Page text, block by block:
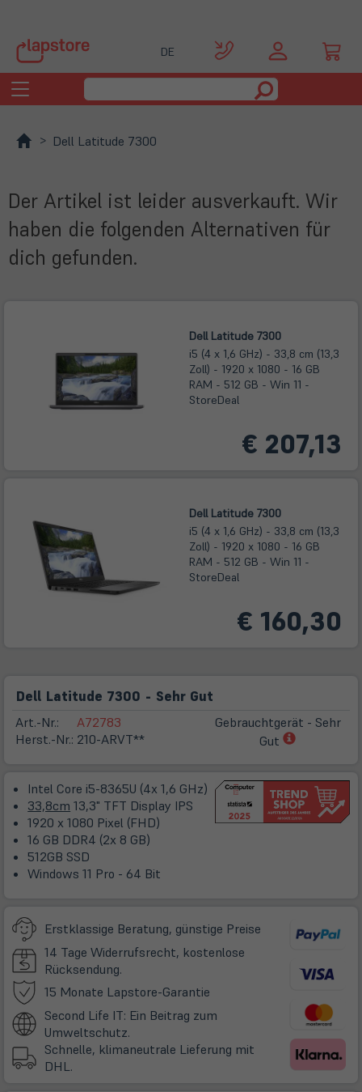
DE
Toggle
navigation
Dell Latitude 7300
Der Artikel ist leider ausverkauft. Wir
haben die folgenden Alternativen für
dich gefunden.
Dell Latitude 7300
i5 (4 x 1,6 GHz) - 33,8 cm (13,3
Zoll) - 1920 x 1080 - 16 GB
RAM - 512 GB - Win 11 -
StoreDeal
€ 207,13
Dell Latitude 7300
i5 (4 x 1,6 GHz) - 33,8 cm (13,3
Zoll) - 1920 x 1080 - 16 GB
RAM - 512 GB - Win 11 -
StoreDeal
€ 160,30
Dell Latitude 7300 - Sehr Gut
Art.-Nr.:
Herst.-Nr.:
A72783
210-ARVT**
Gebrauchtgerät - Sehr
Gut
(öffnet
Tab)
Intel Core i5-8365U (4x 1,6 GHz)
33,8cm 13,3" TFT Display IPS
1920 x 1080 Pixel (FHD)
16 GB DDR4 (2x 8 GB)
512GB SSD
Windows 11 Pro - 64 Bit
Erstklassige Beratung, günstige Preise
14 Tage Widerrufsrecht, kostenlose
Rücksendung.
15 Monate Lapstore-Garantie
neuem
Second Life IT: Ein Beitrag zum
Umweltschutz.
Schnelle, klimaneutrale Lieferung mit
DHL.